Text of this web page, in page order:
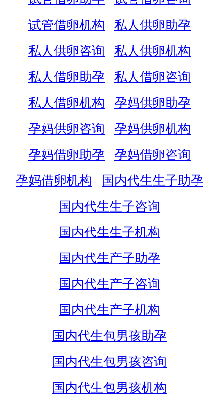
试管借卵机构
私人供卵助孕
私人供卵咨询
私人供卵机构
私人借卵助孕
私人借卵咨询
私人借卵机构
孕妈供卵助孕
孕妈供卵咨询
孕妈供卵机构
孕妈借卵助孕
孕妈借卵咨询
孕妈借卵机构
国内代生生子助孕
国内代生生子咨询
国内代生生子机构
国内代生产子助孕
国内代生产子咨询
国内代生产子机构
国内代生包男孩助孕
国内代生包男孩咨询
国内代生包男孩机构